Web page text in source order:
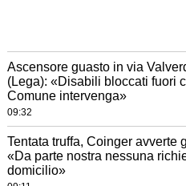
Ascensore guasto in via
(Lega): «Disabili bloccati fuori
Comune intervenga»
09:32
Tentata truffa, Coinger avverte
«Da parte nostra nessuna
domicilio»